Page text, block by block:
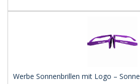
Werbe Sonnenbrillen mit Logo –